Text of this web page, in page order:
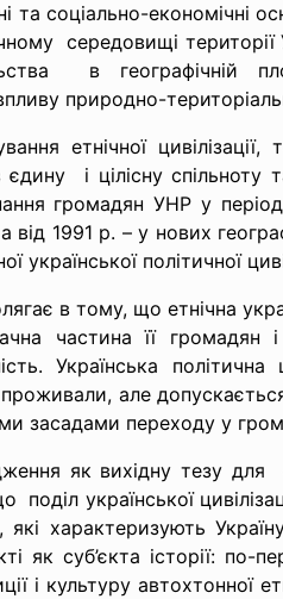
та соціально-економічні
середовищі
в географічній
природно-
етнічної
і цілісну спільноту
громадян УНР у
від 1991 р. – у нових
української політичної
в тому, що етнічна
частина її громадян
Українська
але допускається
засадами переходу у
як вихідну тезу для
поділ української
характеризують
як суб’єкта історії:
і культуру автохтонної